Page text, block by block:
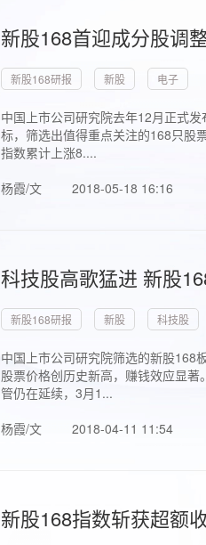
新股168首迎成分股调
新股168研报 新股 电子
中国上市公司研究院去年12月正式
标，筛选出值得重点关注的168只股
指数累计上涨8....
杨霞/文
2018-05-18 16:16
科技股高歌猛进 新股
新股168研报 新股 科技股
中国上市公司研究院筛选的新股168
股票价格创历史新高，赚钱效应显
管仍在延续，3月1...
杨霞/文
2018-04-11 11:54
新股168指数斩获超额